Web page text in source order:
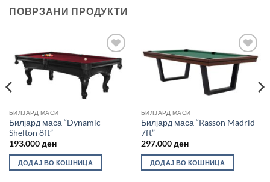
ПОВРЗАНИ ПРОДУКТИ
Во
желботека
БИЛЈАРД МАСИ
Билјард маса “Dynamic
Shelton 8ft”
193.000ден
ДОДАЈ ВО КОШНИЦА
Во
желботека
БИЛЈАРД МАСИ
Билјард маса “Rasson Madrid
7ft”
297.000ден
ДОДАЈ ВО КОШНИЦА